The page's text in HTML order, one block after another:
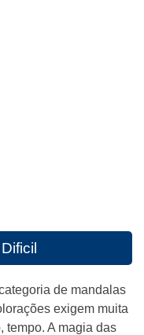
Dificil
de mandalas
exigem muita
tempo. A magia das